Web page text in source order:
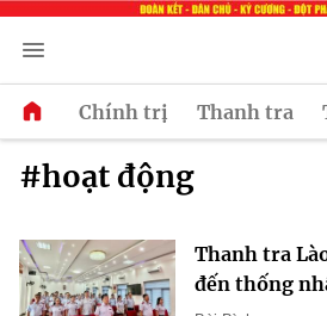
Chính trị Thanh tra
#hoạt động
Thanh tra
đến thống